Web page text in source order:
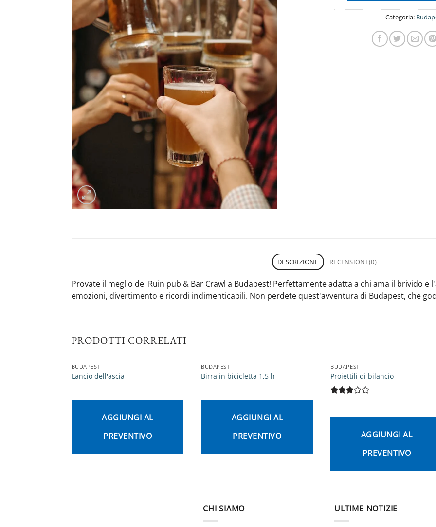
Categoria:
DESCRIZIONE RECENSIONI (0)
Provate il meglio del Ruin pub & Bar Crawl a Budapest! Perfettamente adatta a chi ama il brivido
emozioni, divertimento e ricordi indimenticabili. Non perdete quest'avventura di Budapest, che
PRODOTTI CORRELATI
BUDAPEST
Lancio dell'ascia
AGGIUNGI AL
PREVENTIVO
BUDAPEST
Birra in bicicletta 1,5 h
AGGIUNGI AL
PREVENTIVO
BUDAPEST
Proiettili di bilancio
AGGIUNGI AL
PREVENTIVO
CHI SIAMO ULTIME NOTIZIE